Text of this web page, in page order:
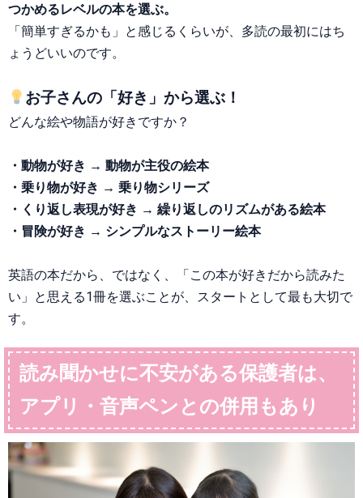
つかめるレベルの本を選ぶ。
「簡単すぎるかも」と感じるくらいが、多読の最初にはち
ょうどいいのです。
お子さんの「好き」から選ぶ！
どんな絵や物語が好きですか？
・動物が好き → 動物が主役の絵本
・乗り物が好き → 乗り物シリーズ
・くり返し表現が好き → 繰り返しのリズムがある絵本
・冒険が好き → シンプルなストーリー絵本
英語の本だから、ではなく、「この本が好きだから読みた
い」と思える1冊を選ぶことが、スタートとして最も大切で
す。
読み聞かせに不安がある保護者は、
アプリ・音声ペンとの併用もあり